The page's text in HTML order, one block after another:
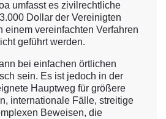
umfasst es zivilrechtliche
Dollar der Vereinigten
einem vereinfachten Verfahren
geführt werden.
bei einfachen örtlichen
sein. Es ist jedoch in der
Hauptweg für größere
internationale Fälle, streitige
Beweisen, die